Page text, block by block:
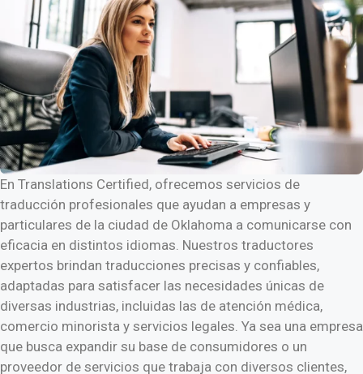
En Translations Certified, ofrecemos servicios de
traducción profesionales que ayudan a empresas y
particulares de la ciudad de Oklahoma a comunicarse con
eficacia en distintos idiomas. Nuestros traductores
expertos brindan traducciones precisas y confiables,
adaptadas para satisfacer las necesidades únicas de
diversas industrias, incluidas las de atención médica,
comercio minorista y servicios legales. Ya sea una empresa
que busca expandir su base de consumidores o un
proveedor de servicios que trabaja con diversos clientes,